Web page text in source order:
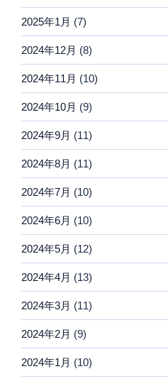
2025年1月 (7)
2024年12月 (8)
2024年11月 (10)
2024年10月 (9)
2024年9月 (11)
2024年8月 (11)
2024年7月 (10)
2024年6月 (10)
2024年5月 (12)
2024年4月 (13)
2024年3月 (11)
2024年2月 (9)
2024年1月 (10)